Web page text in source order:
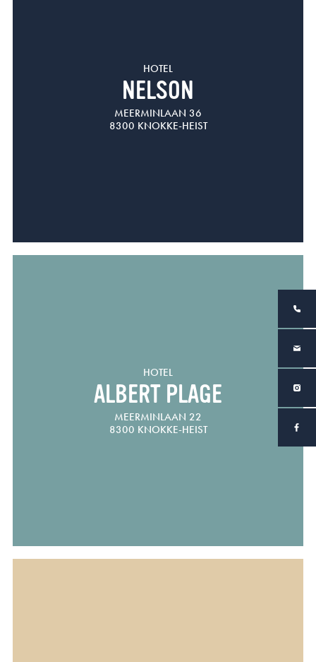
HOTEL
NELSON
MEERMINLAAN 36
8300 KNOKKE-HEIST
HOTEL
ALBERT PLAGE
MEERMINLAAN 22
8300 KNOKKE-HEIST